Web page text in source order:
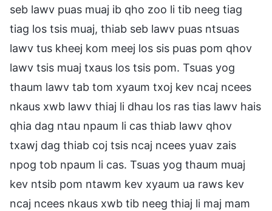
seb lawv puas muaj ib qho zoo li tib neeg tiag
tiag los tsis muaj, thiab seb lawv puas ntsuas
lawv tus kheej kom meej los sis puas pom qhov
lawv tsis muaj txaus los tsis pom. Tsuas yog
thaum lawv tab tom xyaum txoj kev ncaj ncees
nkaus xwb lawv thiaj li dhau los ras tias lawv hais
qhia dag ntau npaum li cas thiab lawv qhov
txawj dag thiab coj tsis ncaj ncees yuav zais
npog tob npaum li cas. Tsuas yog thaum muaj
kev ntsib pom ntawm kev xyaum ua raws kev
ncaj ncees nkaus xwb tib neeg thiaj li maj mam